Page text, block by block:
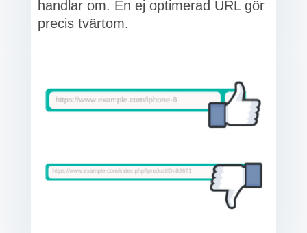
handlar om. En ej optimerad URL gör
precis tvärtom.